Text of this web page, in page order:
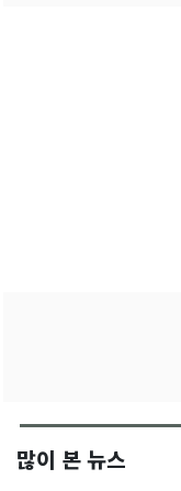
많이 본 뉴스